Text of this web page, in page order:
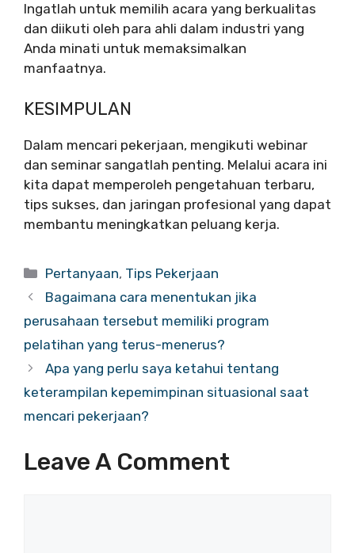
Ingatlah untuk memilih acara yang berkualitas
dan diikuti oleh para ahli dalam industri yang
Anda minati untuk memaksimalkan
manfaatnya.
KESIMPULAN
Dalam mencari pekerjaan, mengikuti webinar
dan seminar sangatlah penting. Melalui acara ini
kita dapat memperoleh pengetahuan terbaru,
tips sukses, dan jaringan profesional yang dapat
membantu meningkatkan peluang kerja.
Categories
Pertanyaan, Tips Pekerjaan
Bagaimana cara menentukan jika
perusahaan tersebut memiliki program
pelatihan yang terus-menerus?
Apa yang perlu saya ketahui tentang
keterampilan kepemimpinan situasional saat
mencari pekerjaan?
Leave A Comment